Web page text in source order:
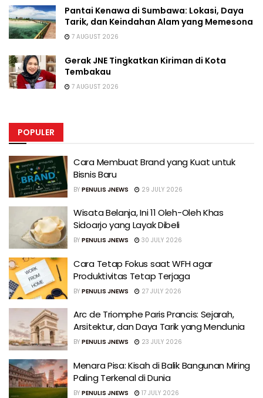
Pantai Kenawa di Sumbawa: Lokasi, Daya
Tarik, dan Keindahan Alam yang Memesona
7 AUGUST 2026
Gerak JNE Tingkatkan Kiriman di Kota
Tembakau
7 AUGUST 2026
POPULER
Cara Membuat Brand yang Kuat untuk
Bisnis Baru
BY PENULIS JNEWS 29 JULY 2026
Wisata Belanja, Ini 11 Oleh-Oleh Khas
Sidoarjo yang Layak Dibeli
BY PENULIS JNEWS 30 JULY 2026
Cara Tetap Fokus saat WFH agar
Produktivitas Tetap Terjaga
BY PENULIS JNEWS 27 JULY 2026
Arc de Triomphe Paris Prancis: Sejarah,
Arsitektur, dan Daya Tarik yang Mendunia
BY PENULIS JNEWS 23 JULY 2026
Menara Pisa: Kisah di Balik Bangunan Miring
Paling Terkenal di Dunia
BY PENULIS JNEWS 17 JULY 2026